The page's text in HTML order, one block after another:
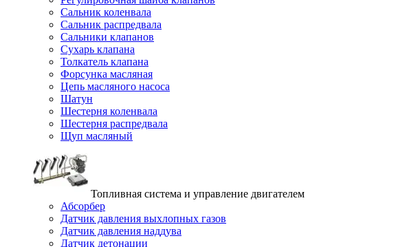
Сальник коленвала
Сальник распредвала
Сальники клапанов
Сухарь клапана
Толкатель клапана
Форсунка масляная
Цепь масляного насоса
Шатун
Шестерня коленвала
Шестерня распредвала
Щуп масляный
Топливная система и управление двигателем
Абсорбер
Датчик давления выхлопных газов
Датчик давления наддува
Датчик детонации